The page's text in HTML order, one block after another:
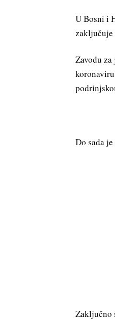
U Bosni i
zaključuje
Zavodu
Do sada
Zaključno